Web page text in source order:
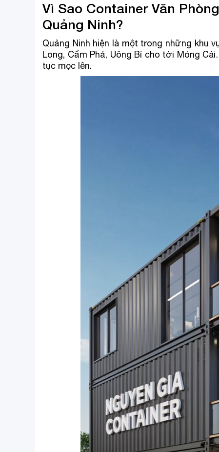
Vì Sao Container Văn
Quảng Ninh?
Quảng Ninh hiện là một trong những khu
Long, Cẩm Phả, Uông Bí cho tới Móng
tục mọc lên.